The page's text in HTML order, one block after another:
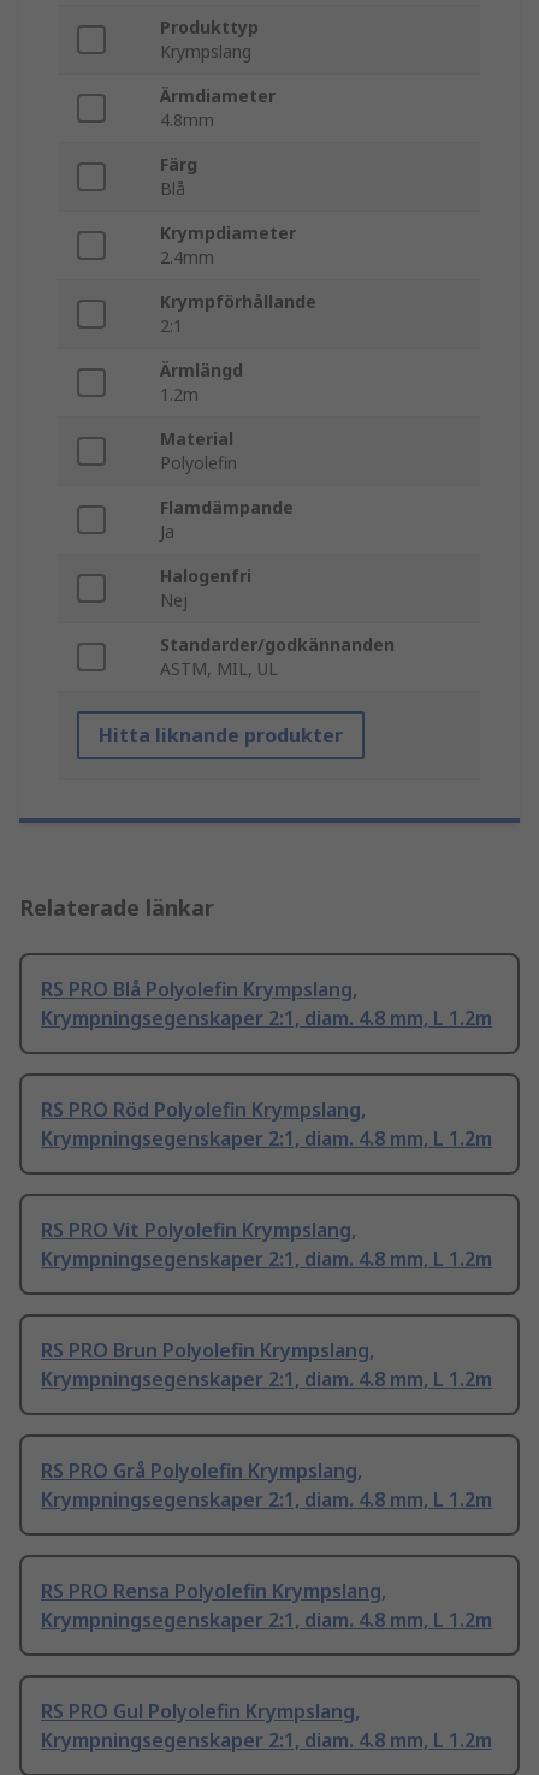
Produkttyp
Krympslang
Ärmdiameter
4.8mm
Färg
Blå
Krympdiameter
2.4mm
Krympförhållande
2:1
Ärmlängd
1.2m
Material
Polyolefin
Flamdämpande
Ja
Halogenfri
Nej
Standarder/godkännanden
ASTM, MIL, UL
Hitta liknande produkter
Relaterade länkar
RS PRO Blå Polyolefin Krympslang,
Krympningsegenskaper 2:1, diam. 4.8 mm, L 1.2m
RS PRO Röd Polyolefin Krympslang,
Krympningsegenskaper 2:1, diam. 4.8 mm, L 1.2m
RS PRO Vit Polyolefin Krympslang,
Krympningsegenskaper 2:1, diam. 4.8 mm, L 1.2m
RS PRO Brun Polyolefin Krympslang,
Krympningsegenskaper 2:1, diam. 4.8 mm, L 1.2m
RS PRO Grå Polyolefin Krympslang,
Krympningsegenskaper 2:1, diam. 4.8 mm, L 1.2m
RS PRO Rensa Polyolefin Krympslang,
Krympningsegenskaper 2:1, diam. 4.8 mm, L 1.2m
RS PRO Gul Polyolefin Krympslang,
Krympningsegenskaper 2:1, diam. 4.8 mm, L 1.2m